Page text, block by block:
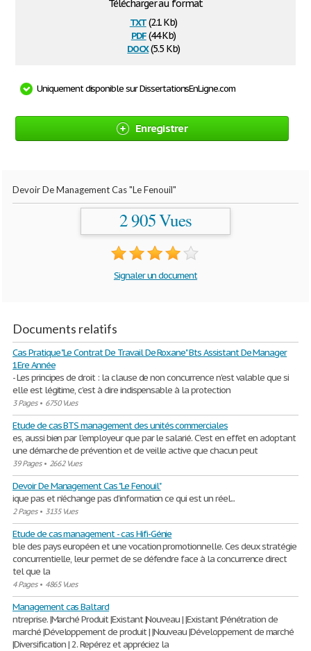
Télécharger au format
txt(2.1 Kb)
pdf(44 Kb)
docx(5.5 Kb)
Uniquement disponible sur DissertationsEnLigne.com
Enregistrer
Devoir De Management Cas "Le Fenouil"
2 905 Vues
Signaler un document
Documents relatifs
Cas Pratique "Le Contrat De Travail De Roxane" Bts Assistant De Manager
1Ere Année
- Les principes de droit : la clause de non concurrence n'est valable que si
elle est légitime, c'est à dire indispensable à la protection
3 Pages• 6750 Vues
Etude de cas BTS management des unités commerciales
es, aussi bien par l’employeur que par le salarié. C’est en effet en adoptant
une démarche de prévention et de veille active que chacun peut
39 Pages• 2662 Vues
Devoir De Management Cas "Le Fenouil"
ique pas et n’échange pas d’information ce qui est un réel...
2 Pages• 3135 Vues
Etude de cas management - cas Hifi-Génie
ble des pays européen et une vocation promotionnelle. Ces deux stratégie
concurrentielle, leur permet de se défendre face à la concurrence direct
tel que la
4 Pages• 4865 Vues
Management cas Baltard
ntreprise. |Marché Produit |Existant |Nouveau | |Existant |Pénétration de
marché |Développement de produit | |Nouveau |Développement de marché
|Diversification | 2. Repérez et appréciez la